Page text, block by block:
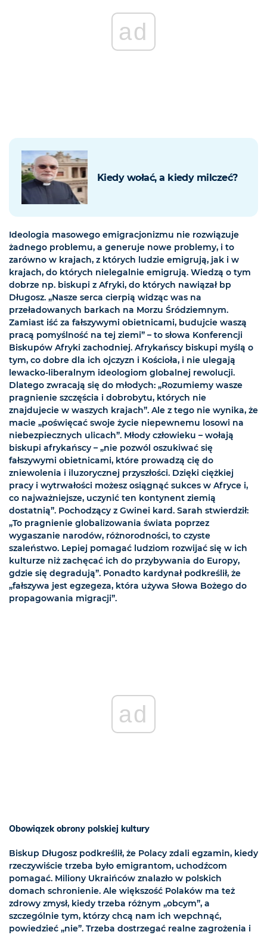
ad
Kiedy wołać, a kiedy milczeć?
Ideologia masowego emigracjonizmu nie rozwiązuje
żadnego problemu, a generuje nowe problemy, i to
zarówno w krajach, z których ludzie emigrują, jak i w
krajach, do których nielegalnie emigrują. Wiedzą o tym
dobrze np. biskupi z Afryki, do których nawiązał bp
Długosz. „Nasze serca cierpią widząc was na
przeładowanych barkach na Morzu Śródziemnym.
Zamiast iść za fałszywymi obietnicami, budujcie waszą
pracą pomyślność na tej ziemi” – to słowa Konferencji
Biskupów Afryki zachodniej. Afrykańscy biskupi myślą o
tym, co dobre dla ich ojczyzn i Kościoła, i nie ulegają
lewacko-liberalnym ideologiom globalnej rewolucji.
Dlatego zwracają się do młodych: „Rozumiemy wasze
pragnienie szczęścia i dobrobytu, których nie
znajdujecie w waszych krajach”. Ale z tego nie wynika, że
macie „poświęcać swoje życie niepewnemu losowi na
niebezpiecznych ulicach”. Młody człowieku – wołają
biskupi afrykańscy – „nie pozwól oszukiwać się
fałszywymi obietnicami, które prowadzą cię do
zniewolenia i iluzorycznej przyszłości. Dzięki ciężkiej
pracy i wytrwałości możesz osiągnąć sukces w Afryce i,
co najważniejsze, uczynić ten kontynent ziemią
dostatnią”. Pochodzący z Gwinei kard. Sarah stwierdził:
„To pragnienie globalizowania świata poprzez
wygaszanie narodów, różnorodności, to czyste
szaleństwo. Lepiej pomagać ludziom rozwijać się w ich
kulturze niż zachęcać ich do przybywania do Europy,
gdzie się degradują”. Ponadto kardynał podkreślił, że
„fałszywa jest egzegeza, która używa Słowa Bożego do
propagowania migracji”.
ad
Obowiązek obrony polskiej kultury
Biskup Długosz podkreślił, że Polacy zdali egzamin, kiedy
rzeczywiście trzeba było emigrantom, uchodźcom
pomagać. Miliony Ukraińców znalazło w polskich
domach schronienie. Ale większość Polaków ma też
zdrowy zmysł, kiedy trzeba różnym „obcym”, a
szczególnie tym, którzy chcą nam ich wepchnąć,
powiedzieć „nie”. Trzeba dostrzegać realne zagrożenia i